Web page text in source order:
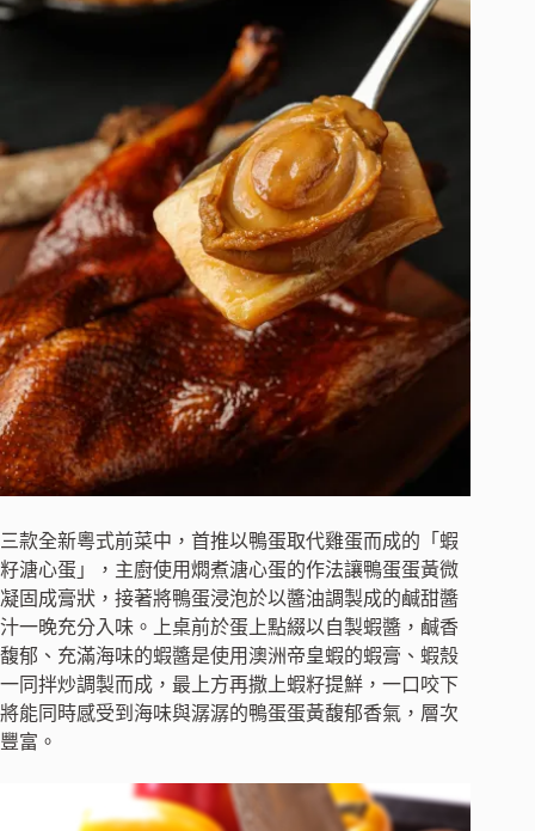
三款全新粵式前菜中，首推以鴨蛋取代雞蛋而成的「蝦
籽溏心蛋」，主廚使用燜煮溏心蛋的作法讓鴨蛋蛋黃微
凝固成膏狀，接著將鴨蛋浸泡於以醬油調製成的鹹甜醬
汁一晚充分入味。上桌前於蛋上點綴以自製蝦醬，鹹香
馥郁、充滿海味的蝦醬是使用澳洲帝皇蝦的蝦膏、蝦殼
一同拌炒調製而成，最上方再撒上蝦籽提鮮，一口咬下
將能同時感受到海味與潺潺的鴨蛋蛋黃馥郁香氣，層次
豐富。